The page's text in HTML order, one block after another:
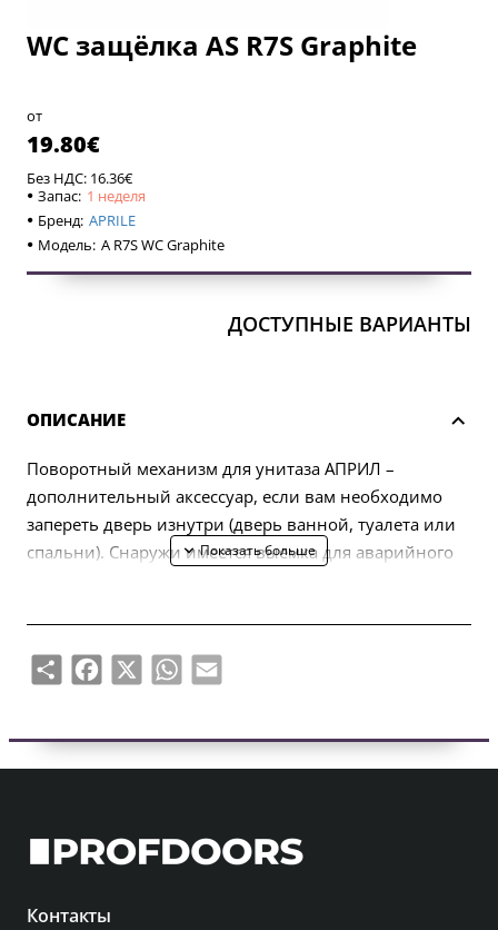
WC защёлка AS R7S Graphite
от
19.80€
Без НДС: 16.36€
Запас: 1 неделя
Бренд: APRILE
Модель: A R7S WC Graphite
ДОСТУПНЫЕ ВАРИАНТЫ
ОПИСАНИЕ
Поворотный механизм для унитаза АПРИЛ –
дополнительный аксессуар, если вам необходимо
запереть дверь изнутри (дверь ванной, туалета или
спальни). Снаружи имеется выемка для аварийного
44 мм. Соединительная ось поворотного унитаза
4х4мм (с возможностью сделать 6х6мм с помощью
розетками толщиной 7 мм.
толщиной 7 мм;
– 2 шт. винты М4 со сквозными отверстиями;
Share Facebook
X WhatsApp
Email
Контакты